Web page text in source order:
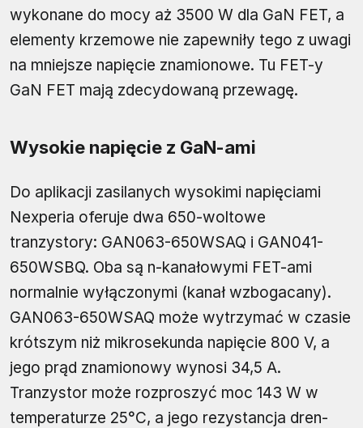
wykonane do mocy aż 3500 W dla GaN FET, a
elementy krzemowe nie zapewniły tego z uwagi
na mniejsze napięcie znamionowe. Tu FET-y
GaN FET mają zdecydowaną przewagę.
Wysokie napięcie z GaN-ami
Do aplikacji zasilanych wysokimi napięciami
Nexperia oferuje dwa 650-woltowe
tranzystory: GAN063-650WSAQ i GAN041-
650WSBQ. Oba są n-kanałowymi FET-ami
normalnie wyłączonymi (kanał wzbogacany).
GAN063-650WSAQ może wytrzymać w czasie
krótszym niż mikrosekunda napięcie 800 V, a
jego prąd znamionowy wynosi 34,5 A.
Tranzystor może rozproszyć moc 143 W w
temperaturze 25°C, a jego rezystancja dren-